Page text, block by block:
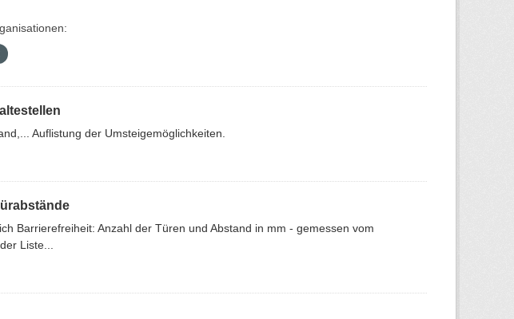
Auflistung der Umsteigemöglichkeiten.
Barrierefreiheit: Anzahl der Türen und Abstand in mm - gemessen vom
Liste...